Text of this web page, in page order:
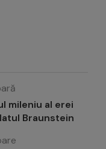
mileniu al erei
Braunstein